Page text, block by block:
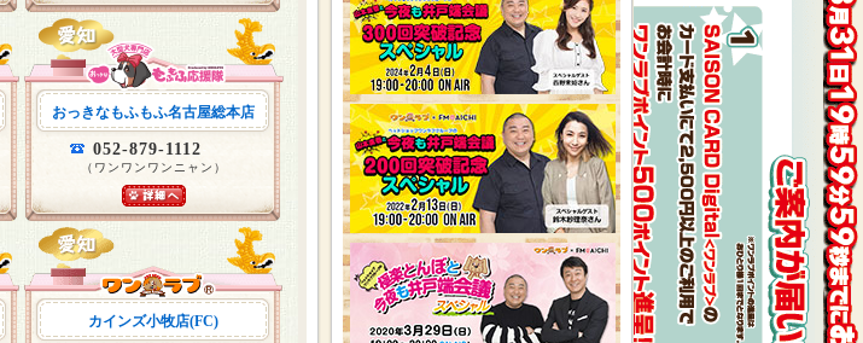
おっきなもふもふ名古屋総本店
052-879-1112
（ワンワンワンニャン）
カインズ小牧店(FC)